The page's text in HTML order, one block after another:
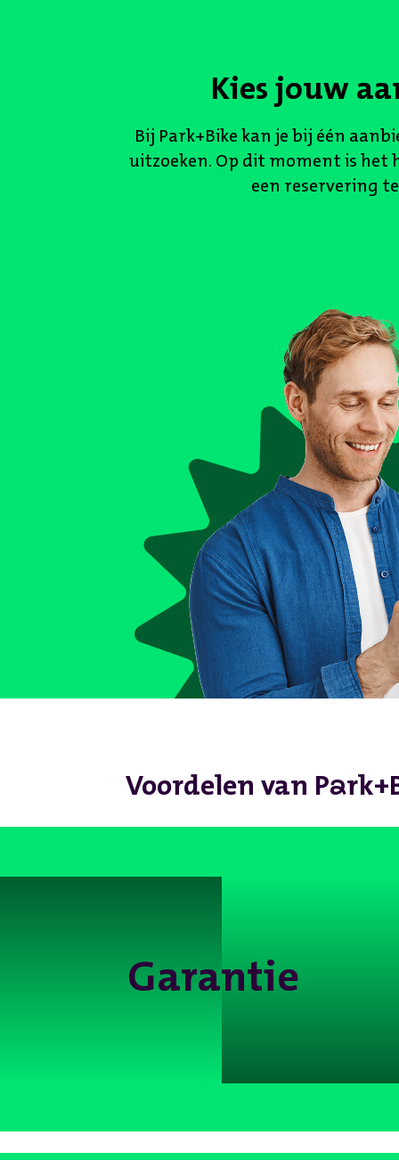
Kies jouw
Bij Park+Bike kan je bij één
uitzoeken. Op dit moment is het
een reservering
Voordelen van Pa
Garantie